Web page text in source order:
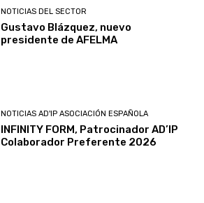
NOTICIAS DEL SECTOR
Gustavo Blázquez, nuevo
presidente de AFELMA
NOTICIAS AD'IP ASOCIACIÓN ESPAÑOLA
INFINITY FORM, Patrocinador AD’IP
Colaborador Preferente 2026